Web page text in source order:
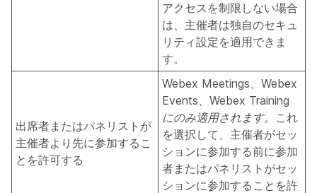
アクセスを制限しない場合
は、主催者は独自のセキュ
リティ設定を適用できま
す。
出席者またはパネリストが
主催者より先に参加するこ
とを許可する
Webex Meetings、Webex
Events、Webex Training
にのみ適用されます。 これ
を選択して、主催者がセッ
ションに参加する前に参加
者またはパネリストがセッ
ションに参加することを許